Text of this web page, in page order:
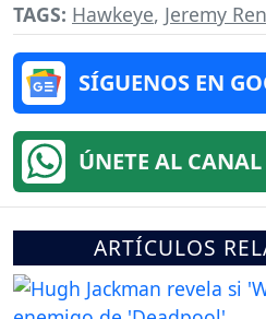
TAGS: Hawkeye, Jeremy
SÍGUENOS EN
ÚNETE AL
ARTÍCULOS